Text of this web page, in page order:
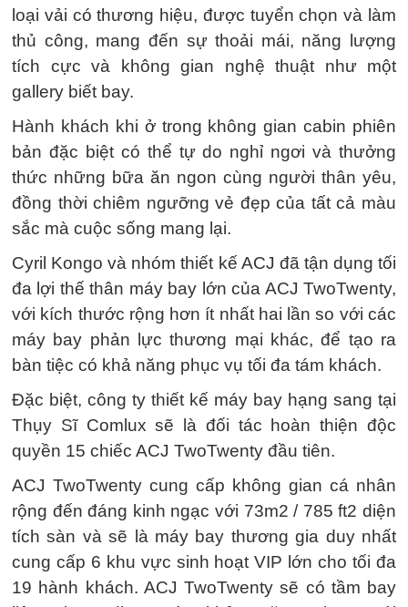
loại vải có thương hiệu, được tuyển chọn và làm
thủ công, mang đến sự thoải mái, năng lượng
tích cực và không gian nghệ thuật như một
gallery biết bay.
Hành khách khi ở trong không gian cabin phiên
bản đặc biệt có thể tự do nghỉ ngơi và thưởng
thức những bữa ăn ngon cùng người thân yêu,
đồng thời chiêm ngưỡng vẻ đẹp của tất cả màu
sắc mà cuộc sống mang lại.
Cyril Kongo và nhóm thiết kế ACJ đã tận dụng tối
đa lợi thế thân máy bay lớn của ACJ TwoTwenty,
với kích thước rộng hơn ít nhất hai lần so với các
máy bay phản lực thương mại khác, để tạo ra
bàn tiệc có khả năng phục vụ tối đa tám khách.
Đặc biệt, công ty thiết kế máy bay hạng sang tại
Thụy Sĩ Comlux sẽ là đối tác hoàn thiện độc
quyền 15 chiếc ACJ TwoTwenty đầu tiên.
ACJ TwoTwenty cung cấp không gian cá nhân
rộng đến đáng kinh ngạc với 73m2 / 785 ft2 diện
tích sàn và sẽ là máy bay thương gia duy nhất
cung cấp 6 khu vực sinh hoạt VIP lớn cho tối đa
19 hành khách. ACJ TwoTwenty sẽ có tầm bay